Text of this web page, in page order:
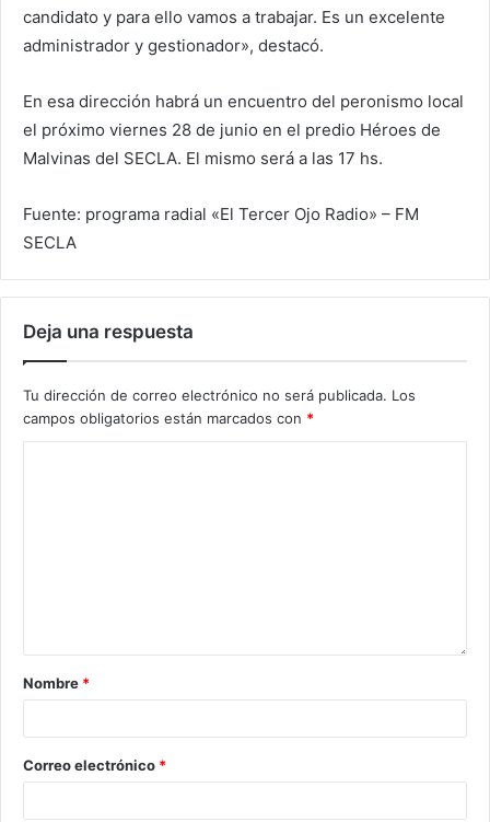
candidato y para ello vamos a trabajar. Es un excelente
administrador y gestionador», destacó.
En esa dirección habrá un encuentro del peronismo local
el próximo viernes 28 de junio en el predio Héroes de
Malvinas del SECLA. El mismo será a las 17 hs.
Fuente: programa radial «El Tercer Ojo Radio» – FM
SECLA
Deja una respuesta
Tu dirección de correo electrónico no será publicada. Los
campos obligatorios están marcados con *
Nombre *
Correo electrónico *